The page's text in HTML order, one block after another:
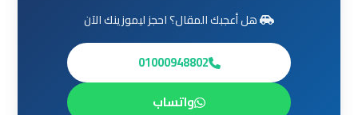
هل أعجبك المقال؟ احجز ليموزينك الآن
01000948802
واتساب